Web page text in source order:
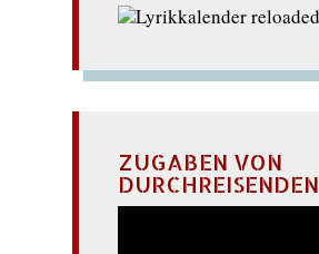
ZUGABEN VON
DURCHREISENDEN